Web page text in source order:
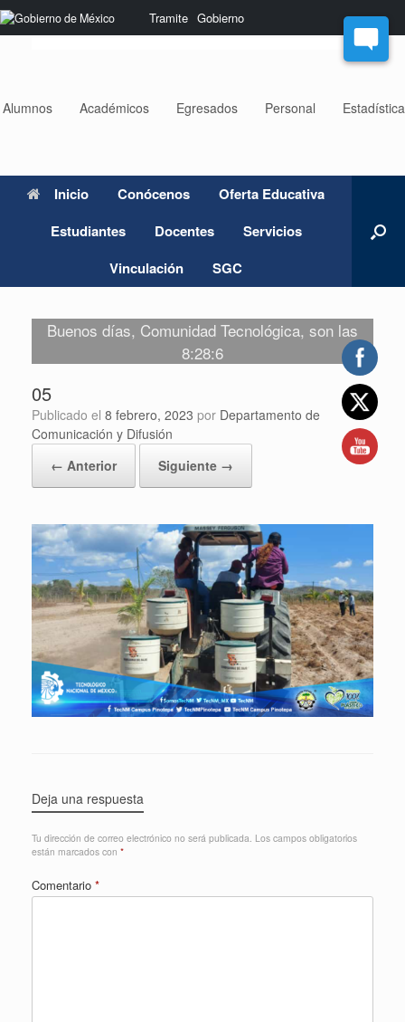
Nota:
este
sistema
Tramite Gobierno
Saltar
al
Alumnos Académicos Egresados Personal
Inicio Conócenos
Oferta Educativa
Estudiantes
Docentes
Servicios
Vinculación
SGC
Buenos días, Comunidad Tecnológica, son las
8:28:6
05
Publicado el 8 febrero, 2023 por Departamento de
Comunicación y Difusión
← Anterior
Siguiente →
Deja una respuesta
Tu dirección de correo electrónico no será publicada. Los campos obligatorios
están marcados con *
Comentario *